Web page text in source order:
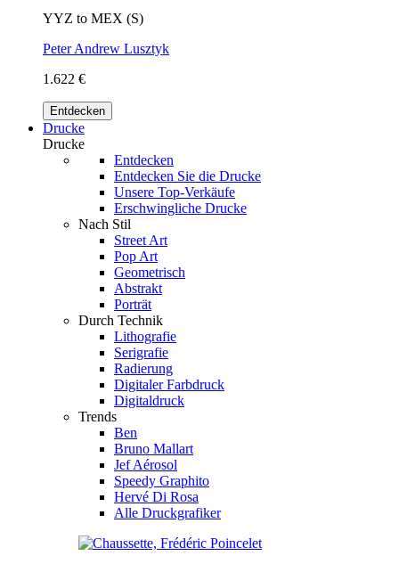
YYZ to MEX (S)
Peter Andrew Lusztyk
1.622 €
Entdecken
Drucke
Drucke
Entdecken
Entdecken Sie die Drucke
Unsere Top-Verkäufe
Erschwingliche Drucke
Nach Stil
Street Art
Pop Art
Geometrisch
Abstrakt
Porträt
Durch Technik
Lithografie
Serigrafie
Radierung
Digitaler Farbdruck
Digitaldruck
Trends
Ben
Bruno Mallart
Jef Aérosol
Speedy Graphito
Hervé Di Rosa
Alle Druckgrafiker